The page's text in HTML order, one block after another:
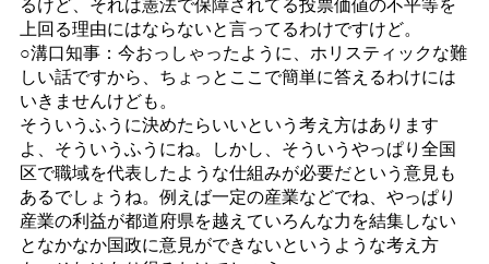
上回る理由にはならないと言ってるわけですけど。
○溝口知事：今おっしゃったように、ホリスティックな難
しい話ですから、ちょっとここで簡単に答えるわけには
いきませんけども。
そういうふうに決めたらいいという考え方はあります
よ、そういうふうにね。しかし、そういうやっぱり全国
区で職域を代表したような仕組みが必要だという意見も
あるでしょうね。例えば一定の産業などでね、やっぱり
産業の利益が都道府県を越えていろんな力を結集しない
となかなか国政に意見ができないというような考え方